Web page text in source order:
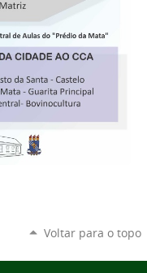
Voltar para o topo